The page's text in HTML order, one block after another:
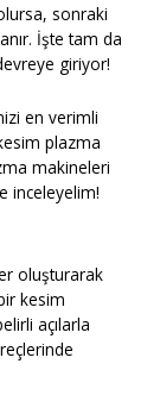
sonraki
İşte tam da
giriyor!
en verimli
plazma
makineleri
inceleyelim!
oluşturarak
kesim
açılarla